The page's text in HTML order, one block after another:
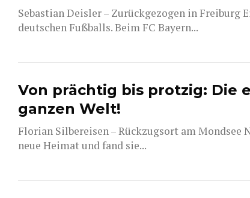
Sebastian Deisler – Zurückgezogen in Freiburg
deutschen Fußballs. Beim FC Bayern...
Von prächtig bis protzig: Die
ganzen Welt!
Florian Silbereisen – Rückzugsort am Mondsee
neue Heimat und fand sie...